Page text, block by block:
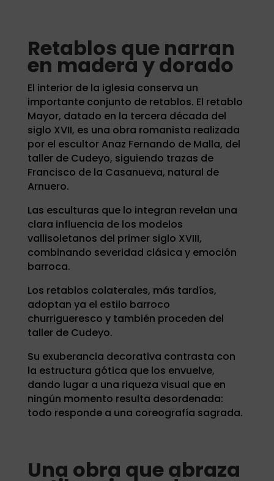
Retablos que narran
en madera y dorado
El interior de la iglesia conserva un
importante conjunto de retablos. El retablo
Mayor, datado en la tercera década del
siglo XVII, es una obra romanista realizada
por el escultor Anaz Fernando de Malla, del
taller de Cudeyo, siguiendo trazas de
Francisco de la Casanueva, natural de
Arnuero.
Las esculturas que lo integran revelan una
clara influencia de los modelos
vallisoletanos del primer siglo XVIII,
combinando severidad clásica y emoción
barroca.
Los retablos colaterales, más tardíos,
adoptan ya el estilo barroco
churrigueresco y también proceden del
taller de Cudeyo.
Su exuberancia decorativa contrasta con
la estructura gótica que los envuelve,
dando lugar a una riqueza visual que en
ningún momento resulta desordenada:
todo responde a una coreografía sagrada.
Una obra que abraza